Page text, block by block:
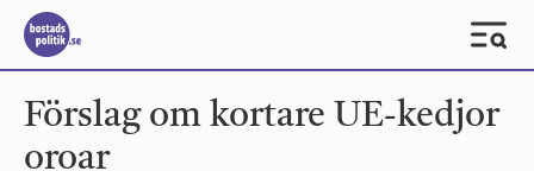
Förslag om kortare UE-kedjor
oroar